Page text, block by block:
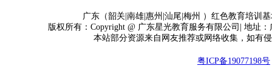
广东（韶关|南雄|惠州|汕尾|梅州 ）红色教育培训
版权所有：Copyright @ 广东星光教育服务有限公司| 地址
本站部分资源来自网友推荐或网络收集，如有
粤ICP备19077198号